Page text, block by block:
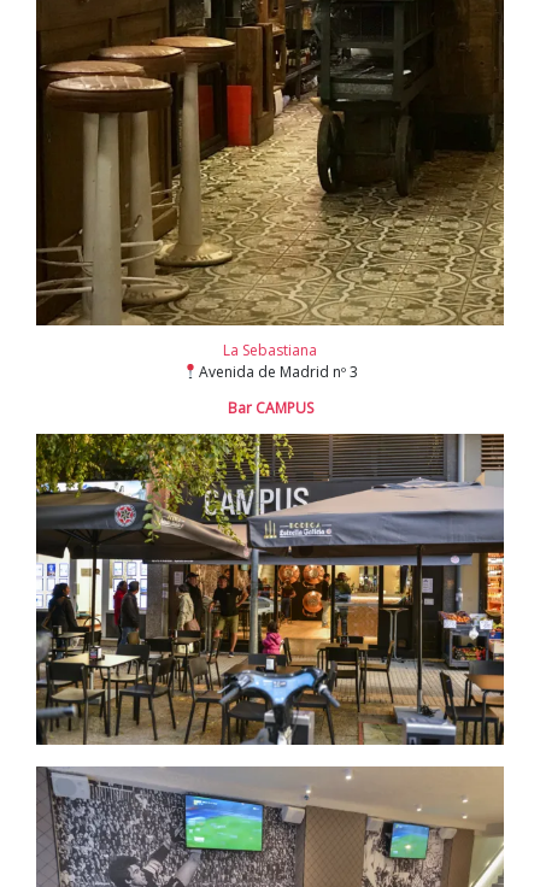
La Sebastiana
Avenida de Madrid nº 3
Bar CAMPUS